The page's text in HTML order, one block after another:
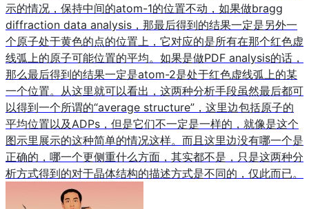
示的情况，保持中间的atom-1的位置不动，如果做bragg
diffraction data analysis，那最后得到的结果一定是另外一
个原子处于黄色的点的位置上，它对应的是所有在那个红色虚
线弧上的原子可能位置的平均。如果是做PDF analysis的话，
那么最后得到的结果一定是atom-2是处于红色虚线弧上的某
一个位置。从这里就可以看出，这两种分析手段虽然最后都可
以得到一个所谓的“average structure”，这里边包括原子的
平均位置以及ADPs，但是它们不一定是一样的，就像是这个
图示里展示的这种简单的情况这样。而且这里边没有哪一个是
正确的，哪一个更侧重什么方面，其实都不是，只是这两种分
析方式得到的对于晶体结构的描述方式是不同的，仅此而已。